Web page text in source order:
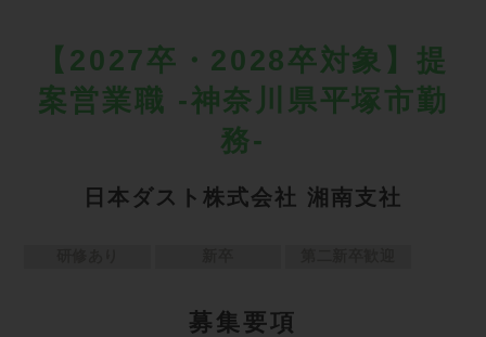
【2027卒・2028卒対象】提
案営業職 -神奈川県平塚市勤
務-
日本ダスト株式会社 湘南支社
募集要項